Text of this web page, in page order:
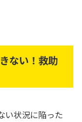
ない！救助
い状況に陥った